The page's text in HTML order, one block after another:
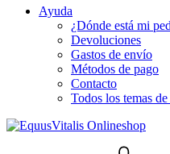
Ayuda
¿Dónde está mi
Devoluciones
Gastos de envío
Métodos de pago
Contacto
Todos los temas